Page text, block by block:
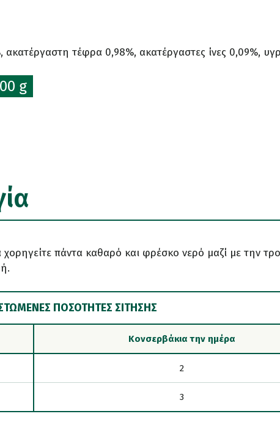
ακατέργαστη τέφρα 0,98%, ακατέργαστες ίνες 0,09%,
g
πάντα καθαρό και φρέσκο νερό μαζί με την
ΠΟΣΌΤΗΤΕΣ ΣΊΤΗΣΗΣ
Κονσερβάκια την ημέρα
2
3